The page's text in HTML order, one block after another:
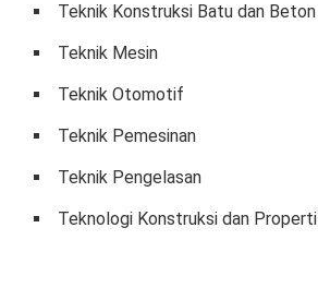
Teknik Konstruksi Batu dan Beton
Teknik Mesin
Teknik Otomotif
Teknik Pemesinan
Teknik Pengelasan
Teknologi Konstruksi dan Properti